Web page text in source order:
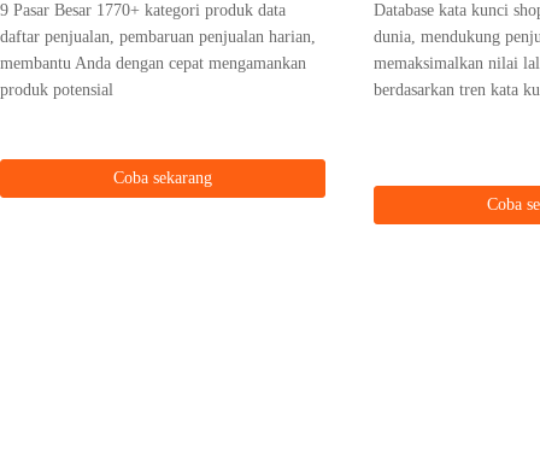
9 Pasar Besar 1770+ kategori produk data
daftar penjualan, pembaruan penjualan harian,
membantu Anda dengan cepat mengamankan
produk potensial
Coba sekarang
Database kata kunci
dunia, mendukung
memaksimalkan nilai
berdasarkan tren kata
Coba